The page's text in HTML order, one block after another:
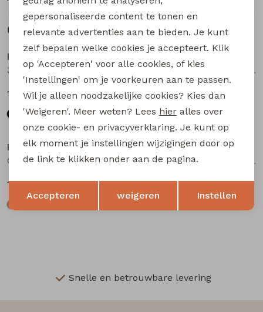
Gerelateerde producten
Persival
3310604 W20111 meisjes t-shirts lange mouw Zwart
14,99
Persival
Olivia W20242 meisjes t-shirts lange mouw Wijnrood
14,99
Persival
Olivia W20242 meisjes t-shirts lange mouw Kit
14,99
Persival
Olivia W20242 meisjes t-shirts lange mouw Zwart
14,99
Snelle en betrouwbare levering
Terug Opslaan
gepersonaliseerde content te tonen en
relevante advertenties aan te bieden. Je kunt
zelf bepalen welke cookies je accepteert. Klik
op 'Accepteren' voor alle cookies, of kies
'Instellingen' om je voorkeuren aan te passen.
Wil je alleen noodzakelijke cookies? Kies dan
'Weigeren'. Meer weten? Lees hier alles over
onze cookie- en privacyverklaring. Je kunt op
elk moment je instellingen wijzigingen door op
de link te klikken onder aan de pagina.
Accepteren weigeren Instellen